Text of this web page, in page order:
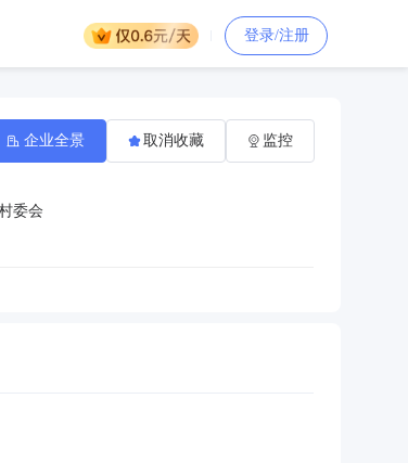
登录/注册
委会
企业全景 取消收藏 监控